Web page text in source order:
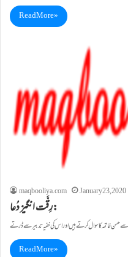
Read More »
maqbooliya.com January 23, 2020
رِقَّت انگیز دُعا:
Read More »